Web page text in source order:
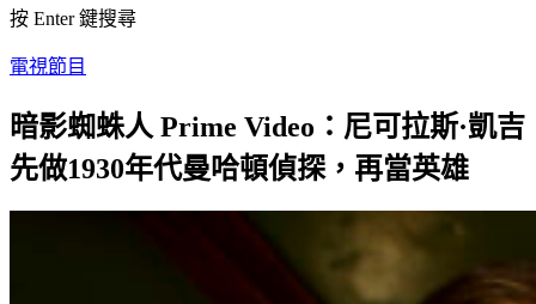
按 Enter 鍵搜尋
電視節目
暗影蜘蛛人 Prime Video：尼可拉斯·凱吉
先做1930年代曼哈頓偵探，再當英雄